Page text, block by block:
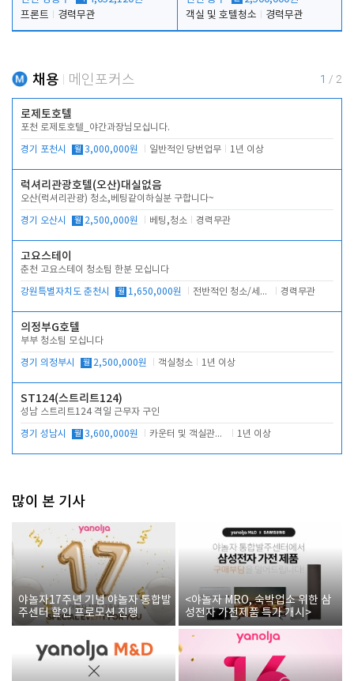
프론트
경력무관
객실 및 호텔청소
경력무관
채용 메인포커스 1 / 2
로제토호텔
포천 로제토호텔_야간과장님모십니다.
경기 포천시 월 3,000,000원 일반적인 당번업무 1년 이상
럭셔리관광호텔(오산)대실없음
오산(럭셔리관광) 청소,베팅같이하실분 구합니다~
경기 오산시 월 2,500,000원 베팅,청소 경력무관
고요스테이
춘천 고요스테이 청소팀 한분 모십니다
강원특별자치도 춘천시 월 1,650,000원 전반적인 청소/세탁업무 경력무관
의정부G호텔
부부 청소팀 모십니다
경기 의정부시 월 2,500,000원 객실청소 1년 이상
ST124(스트리트124)
성남 스트리트124 격일 근무자 구인
경기 성남시 월 3,600,000원 카운터 및 객실관리 전반 1년 이상
많이 본 기사
야놀자17주년 기념 야놀자 통합발
주센터 할인 프로모션 진행
<야놀자 MRO, 숙박업소 위한 삼
성전자 가전제품 특가 개시>